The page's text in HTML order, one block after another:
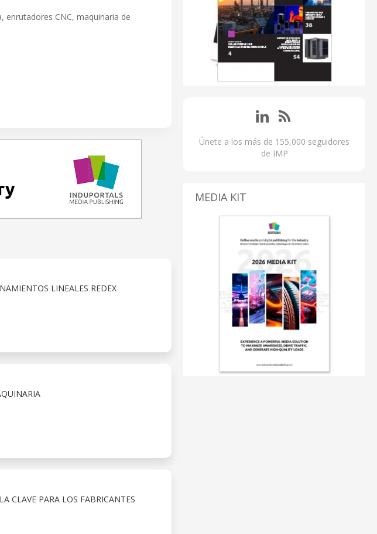
enrutadores CNC, maquinaria de
LINEALES REDEX
CLAVE PARA LOS FABRICANTES
Únete a los más de 155,000 seguidores
de IMP
MEDIA KIT